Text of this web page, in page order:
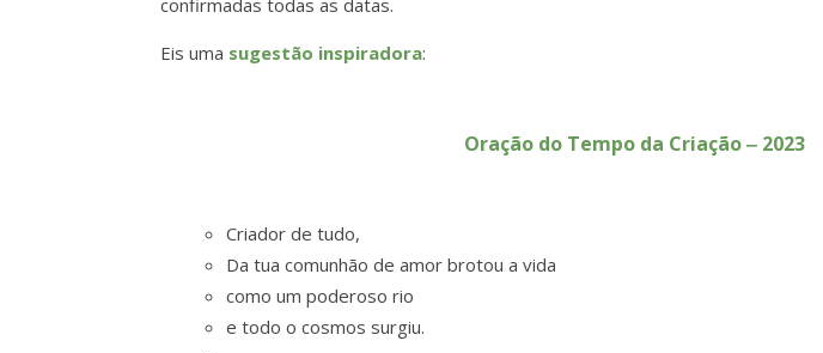
confirmadas todas as datas.
Eis uma sugestão inspiradora:
Oração do Tempo da Criação ‒ 2023
Criador de tudo,
Da tua comunhão de amor brotou a vida
como um poderoso rio
e todo o cosmos surgiu.